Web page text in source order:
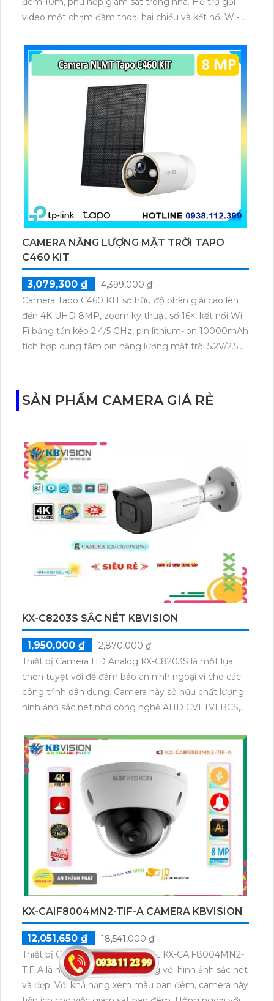
video một chạm đàm thoại hai chiều và kết nối Wi-Fi
microSD tối đa 256GB hoặc lưu đám mây dễ lắp đặt
cho gia đình và văn phòng nhỏ.
CAMERA NĂNG LƯỢNG MẶT TRỜI TAPO
C460 KIT
3,079,300 ₫
4,399,000 ₫
Camera Tapo C460 KIT sở hữu độ phân giải cao lên
đến 4K UHD 8MP, zoom kỹ thuật số 16×, kết nối Wi-
Fi băng tần kép 2.4/5 GHz, pin lithium-ion 10000mAh
tích hợp cùng tấm pin năng lượng mặt trời 5.2V/2.5W.
SẢN PHẨM CAMERA GIÁ RẺ
KX-C8203S SẮC NÉT KBVISION
1,950,000 ₫
2,870,000 ₫
Thiết bị Camera HD Analog KX-C8203S là một lựa
chọn tuyệt vời để đảm bảo an ninh ngoại vi cho các
công trình dân dụng. Camera này sở hữu chất lượng
hình ảnh sắc nét nhờ công nghệ AHD CVI TVI BCS,
rõ ràng và chính xác. Đặc biệt, camera được trang bị
Hồng Ngoại Smart IR với khả năng quan sát trong
môi trường thiếu sáng và tầm quan sát Hồng Ngoại
lên đến 80m, đảm bảo an toàn và bảo vệ tối đa cho
kho hàng và công trình. Thiết kế thân kim loại chắc
chắn và khả năng chống nước, camera này hoàn
toàn phù hợp để lắp đặt ở bên ngoài.
KX-CAIF8004MN2-TIF-A CAMERA KBVISION
12,051,650 ₫
18,541,000 ₫
Thiết bị Camera IP POE Sắc Nét KX-CAiF8004MN2-
TiF-A là một lựa chọn chất lượng với hình ảnh sắc nét
và đẹp. Với khả năng xem màu ban đêm, camera này